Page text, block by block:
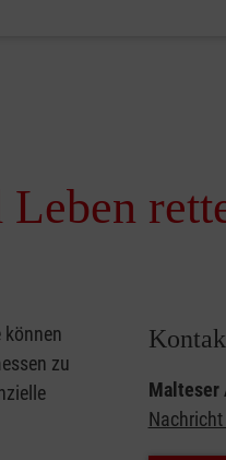
können
zu
Malteser